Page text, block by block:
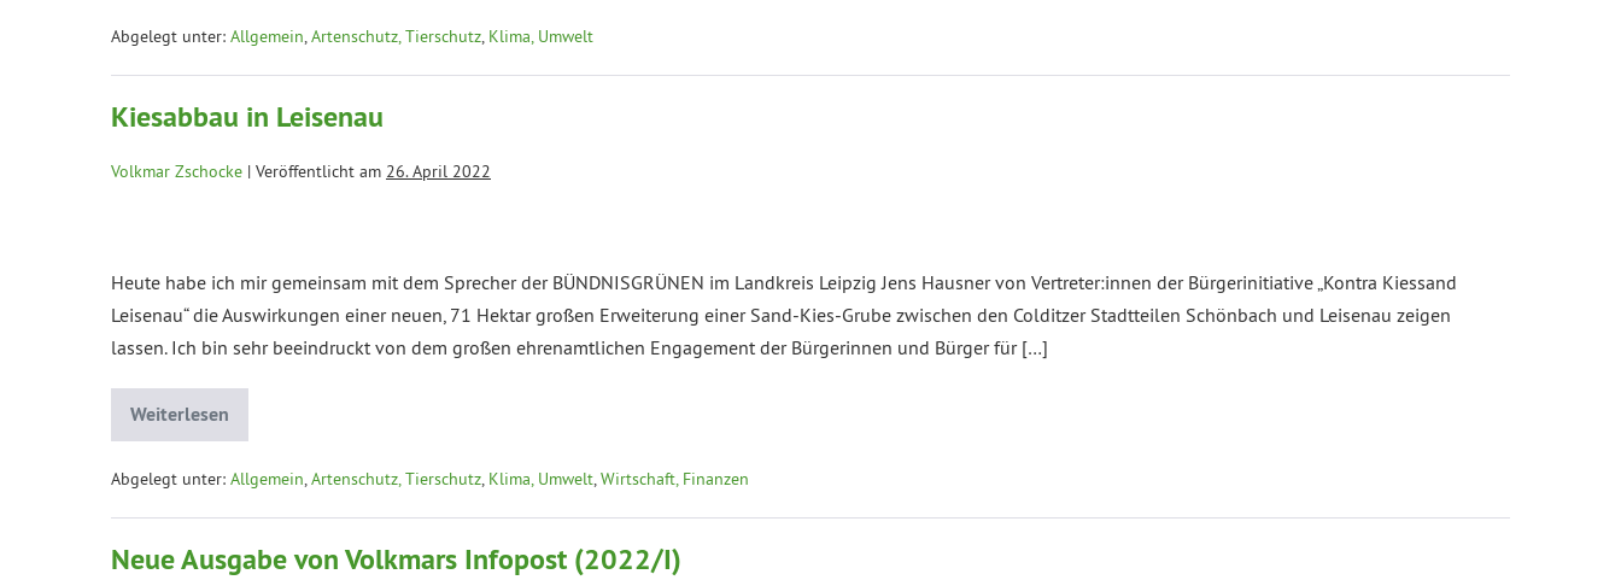
Abgelegt unter: Allgemein,Artenschutz, Tierschutz, Klima, Umwelt
Kiesabbau in Leisenau
Volkmar Zschocke | Veröffentlicht am 26. April 2022
Heute habe ich mir gemeinsam mit dem Sprecher der BÜNDNISGRÜNEN im Landkreis Leipzig Jens Hausner von Vertreter:innen der Bürgerinitiative „Kontra Kiessand
Leisenau“ die Auswirkungen einer neuen, 71 Hektar großen Erweiterung einer Sand-Kies-Grube zwischen den Colditzer Stadtteilen Schönbach und Leisenau zeigen
lassen. Ich bin sehr beeindruckt von dem großen ehrenamtlichen Engagement der Bürgerinnen und Bürger für […]
Weiterlesen
Abgelegt unter: Allgemein,Artenschutz, Tierschutz, Klima, Umwelt,Wirtschaft, Finanzen
Neue Ausgabe von Volkmars Infopost (2022/I)